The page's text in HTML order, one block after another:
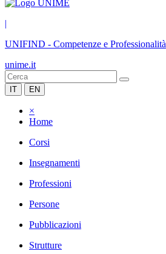
|
UNIFIND - Competenze e Professionalità
unime.it
IT EN
×
Home
Corsi
Insegnamenti
Professioni
Persone
Pubblicazioni
Strutture